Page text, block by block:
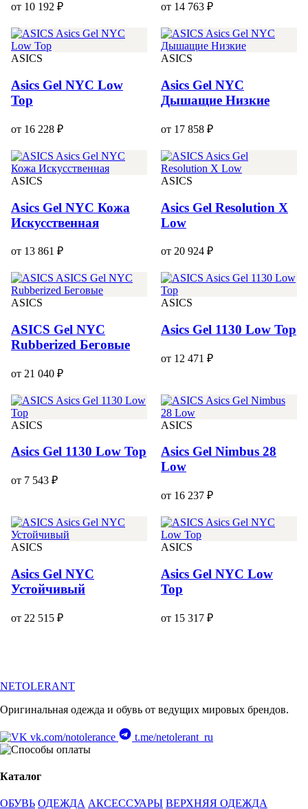
от 10 192 ₽ от 14 763 ₽
ASICS
Asics Gel NYC Low
Top
от 16 228 ₽
ASICS
Asics Gel NYC
Дышащие Низкие
от 17 858 ₽
ASICS
Asics Gel NYC Кожа
Искусственная
от 13 861 ₽
ASICS
Asics Gel Resolution X
Low
от 20 924 ₽
ASICS
ASICS Gel NYC
Rubberized Беговые
от 21 040 ₽
ASICS
Asics Gel 1130 Low Top
от 12 471 ₽
ASICS
Asics Gel 1130 Low Top
от 7 543 ₽
ASICS
Asics Gel Nimbus 28
Low
от 16 237 ₽
ASICS
Asics Gel NYC
Устойчивый
от 22 515 ₽
ASICS
Asics Gel NYC Low
Top
от 15 317 ₽
NETOLERANT
Оригинальная одежда и обувь от ведущих мировых брендов.
vk.com/notolerance t.me/netolerant_ru
Каталог
ОБУВЬ ОДЕЖДА АКСЕССУАРЫ ВЕРХНЯЯ ОДЕЖДА